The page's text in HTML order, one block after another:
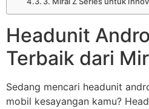
Headunit
Terbaik dari
Sedang mencari headunit
mobil kesayangan kamu?